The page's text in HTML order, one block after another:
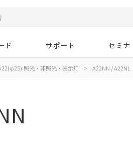
ド サポート セミナ
照光・非照光・表示灯 > A22NN / A22NL